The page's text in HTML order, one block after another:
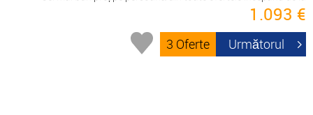
1.093 €
3 Oferte Următorul